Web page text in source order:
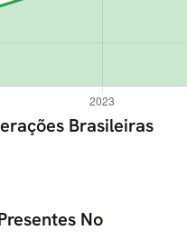
Brasileiras
No